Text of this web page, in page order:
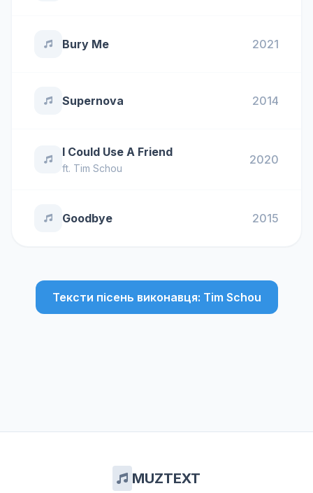
Bury Me 2021
Supernova 2014
I Could Use A Friend
ft. Tim Schou
2020
Goodbye 2015
Тексти пісень виконавця: Tim Schou
MUZTEXT